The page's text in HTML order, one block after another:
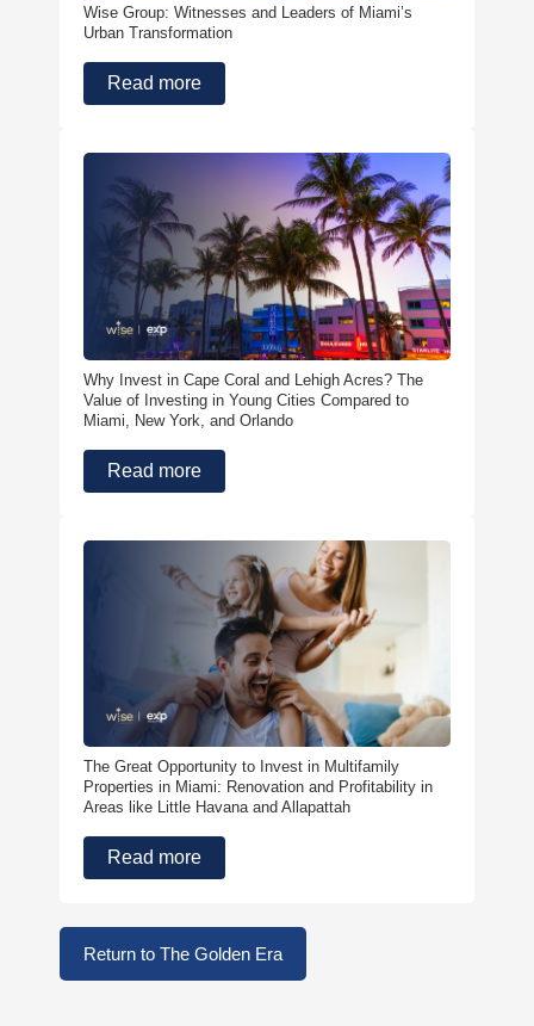
Wise Group: Witnesses and Leaders of Miami’s
Urban Transformation
Read more
Why Invest in Cape Coral and Lehigh Acres? The
Value of Investing in Young Cities Compared to
Miami, New York, and Orlando
Read more
The Great Opportunity to Invest in Multifamily
Properties in Miami: Renovation and Profitability in
Areas like Little Havana and Allapattah
Read more
Return to The Golden Era